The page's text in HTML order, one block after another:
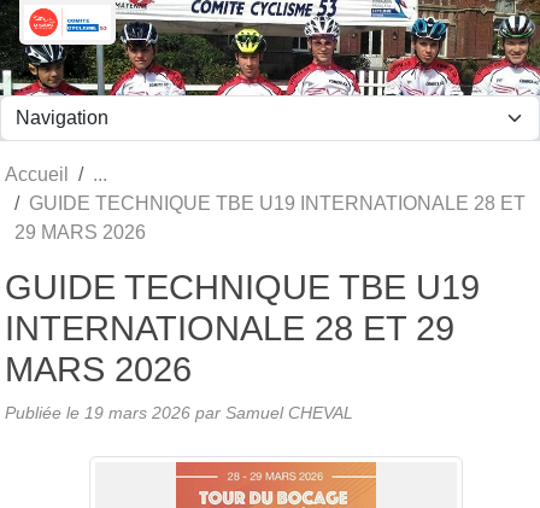
Accueil
GUIDE TECHNIQUE TBE U19 INTERNATIONALE 28 ET
29 MARS 2026
GUIDE TECHNIQUE TBE U19
INTERNATIONALE 28 ET 29
MARS 2026
Publiée le 19 mars 2026 par Samuel CHEVAL
Panneau de gestion des cookies